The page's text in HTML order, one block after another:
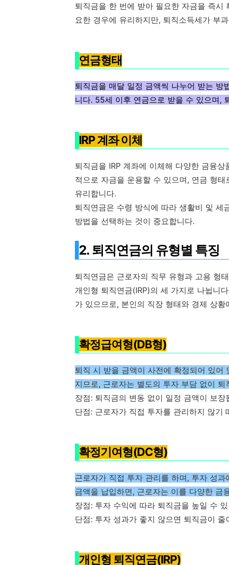
퇴직금을 한 번에 받아 필요한 자금을 즉시
요한 경우에 유리하지만, 퇴직소득세가 부
연금형태
퇴직금을 매달 일정 금액씩 나누어 받는 방
니다. 55세 이후 연금으로 받을 수 있으며,
IRP 계좌 이체
퇴직금을 IRP 계좌에 이체해 다양한 금융
적으로 자금을 운용할 수 있으며, 연금 형
유리합니다.
퇴직연금은 수령 방식에 따라 생활비 및 세
방법을 선택하는 것이 중요합니다.
2. 퇴직연금의 유형별 특징
퇴직연금은 근로자의 직무 유형과 고용 형
개인형 퇴직연금(IRP)의 세 가지로 나뉩니
가 있으므로, 본인의 직장 형태와 경제 상
확정급여형(DB형)
퇴직 시 받을 금액이 사전에 확정되어 있어
지므로, 근로자는 별도의 투자 부담 없이
장점: 퇴직금의 변동 없이 일정 금액이 보장
단점: 근로자가 직접 투자를 관리하지 않기
확정기여형(DC형)
근로자가 직접 투자 관리를 하며, 투자 성
금액을 납입하면, 근로자는 이를 다양한 금
장점: 투자 수익에 따라 퇴직금을 높일 수
단점: 투자 성과가 좋지 않으면 퇴직금이
개인형 퇴직연금(IRP)